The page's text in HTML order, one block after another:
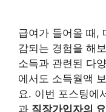
급여가 들어올 때,
감되는 경험을 해
소득과 관련된 다
에서도 소득월액
요. 이번 포스팅에
과 직장가입자의